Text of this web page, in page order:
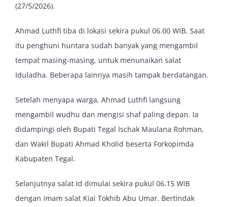
(27/5/2026).
Ahmad Luthfi tiba di lokasi sekira pukul 06.00 WIB. Saat
itu penghuni huntara sudah banyak yang mengambil
tempat masing-masing, untuk menunaikan salat
Iduladha. Beberapa lainnya masih tampak berdatangan.
Setelah menyapa warga, Ahmad Luthfi langsung
mengambil wudhu dan mengisi shaf paling depan. Ia
didampingi oleh Bupati Tegal Ischak Maulana Rohman,
dan Wakil Bupati Ahmad Kholid beserta Forkopimda
Kabupaten Tegal.
Selanjutnya salat Id dimulai sekira pukul 06.15 WIB
dengan imam salat Kiai Tokhib Abu Umar. Bertindak